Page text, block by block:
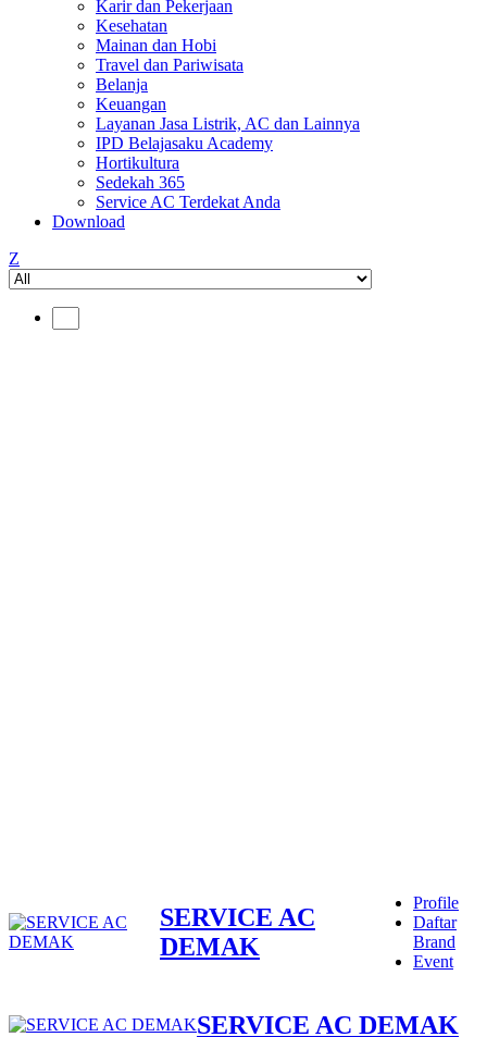
Karir dan Pekerjaan
Kesehatan
Mainan dan Hobi
Travel dan Pariwisata
Belanja
Keuangan
Layanan Jasa Listrik, AC dan Lainnya
IPD Belajasaku Academy
Hortikultura
Sedekah 365
Service AC Terdekat Anda
Download
Z
SERVICE AC
DEMAK
Profile
Daftar
Brand
Event
SERVICE AC DEMAK